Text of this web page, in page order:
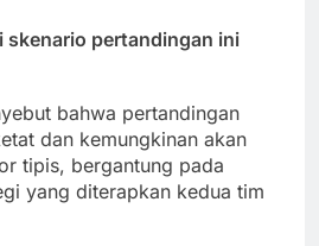
skenario pertandingan ini
bahwa pertandingan
dan kemungkinan akan
tipis, bergantung pada
yang diterapkan kedua tim